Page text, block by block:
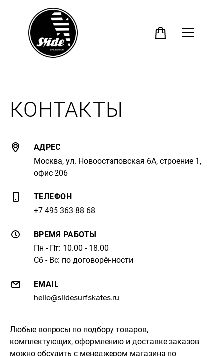
КОНТАКТЫ
АДРЕС
Москва, ул. Новоостаповская 6А, строение 1,
офис 206
ТЕЛЕФОН
+7 495 363 88 68
ВРЕМЯ РАБОТЫ
Пн - Пт: 10.00 - 18.00
Сб - Вс: по договорённости
EMAIL
hello@slidesurfskates.ru
Любые вопросы по подбору товаров,
комплектующих, оформлению и доставке заказов
можно обсудить с менеджером магазина по